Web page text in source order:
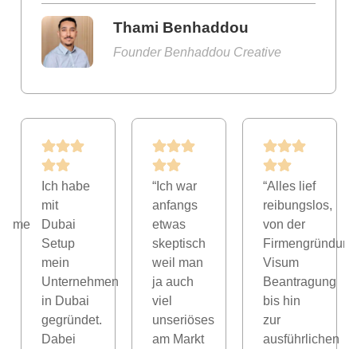
Thami Benhaddou
Founder Benhaddou Creative
Ich habe
mit
Dubai
Setup
mein
Unternehmen
in Dubai
gegründet.
Dabei
“Ich war
anfangs
etwas
skeptisch
weil man
ja auch
viel
unseriöses
am Markt
“Alles lief
reibungslos,
von der
Visum
Beantragung
bis hin
zur
ausführlichen